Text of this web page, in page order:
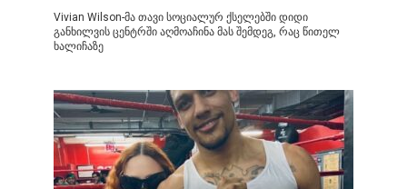
Vivian Wilson-მა თავი სოციალურ ქსელებში დიდი
განხილვის ცენტრში აღმოაჩინა მას შემდეგ, რაც წითელ
ხალიჩაზე